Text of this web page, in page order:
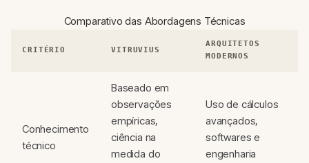
Comparativo das Abordagens Técnicas
CRITÉRIO VITRUVIUS
ARQUITETOS
MODERNOS
Conhecimento
técnico
Baseado em
observações
empíricas,
ciência na
medida do
Uso de cálculos
avançados,
softwares e
engenharia